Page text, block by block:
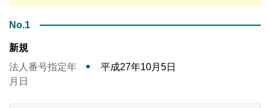
No.1
新規
法人番号指定年
月日
平成27年10月5日